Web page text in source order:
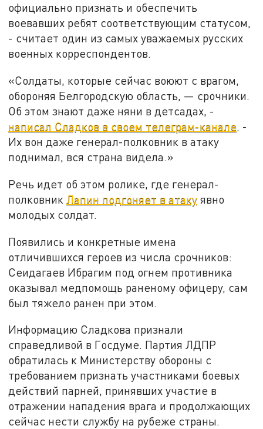
официально признать и обеспечить
воевавших ребят соответствующим статусом,
- считает один из самых уважаемых русских
военных корреспондентов.
«Солдаты, которые сейчас воюют с врагом,
обороняя Белгородскую область, — срочники.
Об этом знают даже няни в детсадах, -
написал Сладков в своем телеграм-канале. -
Их вон даже генерал-полковник в атаку
поднимал, вся страна видела.»
Речь идет об этом ролике, где генерал-
полковникЛапин подгоняет в атаку явно
молодых солдат.
Появились и конкретные имена
отличившихся героев из числа срочников:
Сеидагаев Ибрагим под огнем противника
оказывал медпомощь раненому офицеру, сам
был тяжело ранен при этом.
Информацию Сладкова признали
справедливой в Госдуме. Партия ЛДПР
обратилась к Министерству обороны с
требованием признать участниками боевых
действий парней, принявших участие в
отражении нападения врага и продолжающих
сейчас нести службу на рубеже страны.